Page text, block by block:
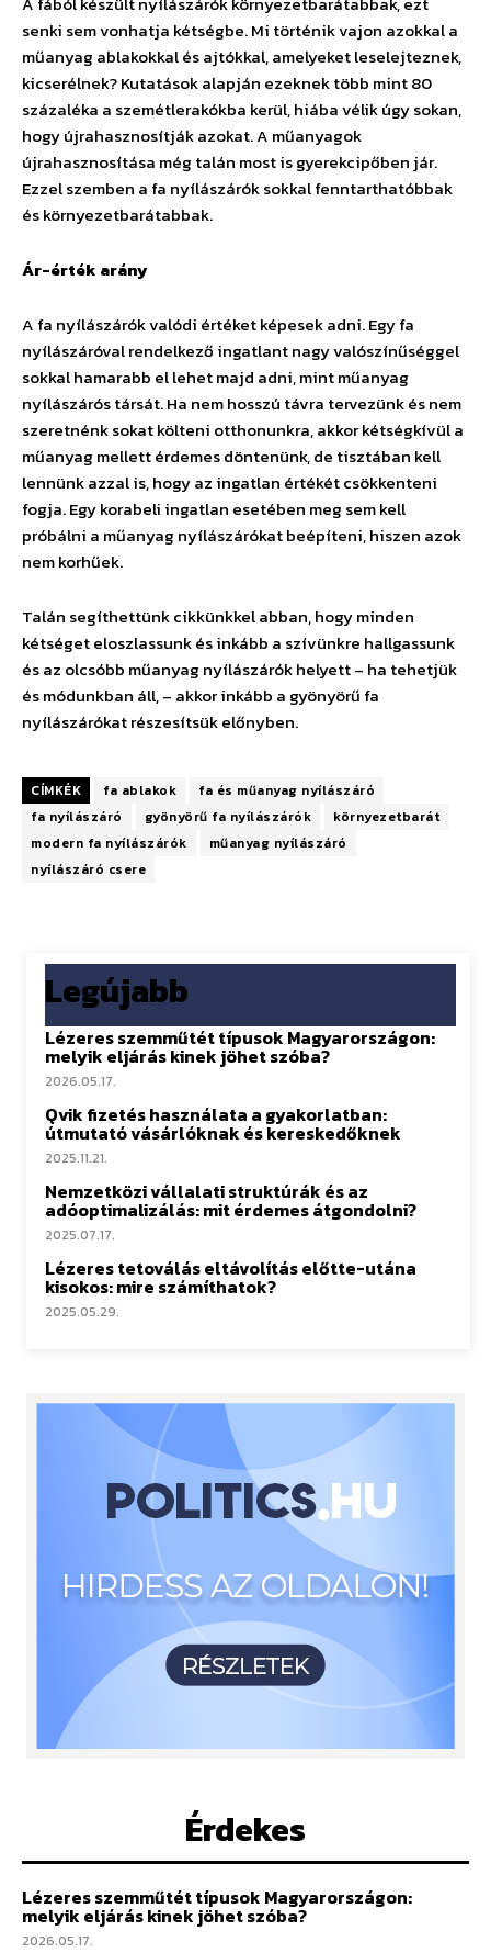
senki sem vonhatja kétségbe. Mi történik vajon azokkal a
műanyag ablakokkal és ajtókkal, amelyeket leselejteznek,
kicserélnek? Kutatások alapján ezeknek több mint 80
százaléka a szemétlerakókba kerül, hiába vélik úgy sokan,
hogy újrahasznosítják azokat. A műanyagok
újrahasznosítása még talán most is gyerekcipőben jár.
Ezzel szemben a fa nyílászárók sokkal fenntarthatóbbak
és környezetbarátabbak.
Ár-érték arány
A fa nyílászárók valódi értéket képesek adni. Egy fa
nyílászáróval rendelkező ingatlant nagy valószínűséggel
sokkal hamarabb el lehet majd adni, mint műanyag
nyílászárós társát. Ha nem hosszú távra tervezünk és nem
szeretnénk sokat költeni otthonunkra, akkor kétségkívül a
műanyag mellett érdemes döntenünk, de tisztában kell
lennünk azzal is, hogy az ingatlan értékét csökkenteni
fogja. Egy korabeli ingatlan esetében meg sem kell
próbálni a műanyag nyílászárókat beépíteni, hiszen azok
nem korhűek.
Talán segíthettünk cikkünkkel abban, hogy minden
kétséget eloszlassunk és inkább a szívünkre hallgassunk
és az olcsóbb műanyag nyílászárók helyett – ha tehetjük
és módunkban áll, – akkor inkább a gyönyörű fa
nyílászárókat részesítsük előnyben.
CÍMKÉK fa ablakok
fa és műanyag nyílászáró
fa nyílászáró
gyönyörű fa nyílászárók
környezetbarát
modern fa nyílászárók
műanyag nyílászáró
nyílászáró csere
Legújabb
Lézeres szemműtét típusok Magyarországon:
melyik eljárás kinek jöhet szóba?
2026.05.17.
Qvik fizetés használata a gyakorlatban:
útmutató vásárlóknak és kereskedőknek
2025.11.21.
Nemzetközi vállalati struktúrák és az
adóoptimalizálás: mit érdemes átgondolni?
2025.07.17.
Lézeres tetoválás eltávolítás előtte-utána
kisokos: mire számíthatok?
2025.05.29.
Érdekes
Lézeres szemműtét típusok Magyarországon:
melyik eljárás kinek jöhet szóba?
2026.05.17.